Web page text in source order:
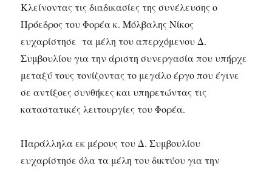
Κλείνοντας τις διαδικασίες της συνέλευσης ο
Πρόεδρος του Φορέα κ. Μόλβαλης Νίκος
ευχαρίστησε τα μέλη του απερχόμενου Δ.
Συμβουλίου για την άριστη συνεργασία που υπήρχε
μεταξύ τους τονίζοντας το μεγάλο έργο που έγινε
σε αντίξοες συνθήκες και υπηρετώντας τις
καταστατικές λειτουργίες του Φορέα.
Παράλληλα εκ μέρους του Δ. Συμβουλίου
ευχαρίστησε όλα τα μέλη του δικτύου για την